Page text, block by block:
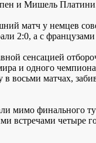
и Мишель
матч у немцев
2:0, а с
сенсацией
и одного
восьми матчах,
мимо финального
встречами четыре